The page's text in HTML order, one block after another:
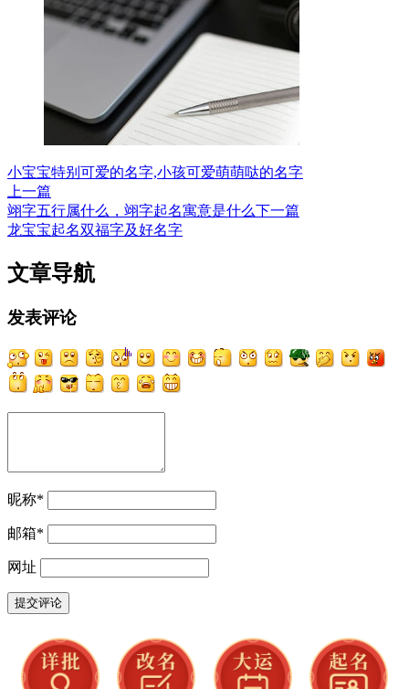
小宝宝特别可爱的名字,小孩可爱萌萌哒的名字
上一篇
翊字五行属什么，翊字起名寓意是什么下一篇
龙宝宝起名双福字及好名字
文章导航
发表评论
昵称*
邮箱*
网址